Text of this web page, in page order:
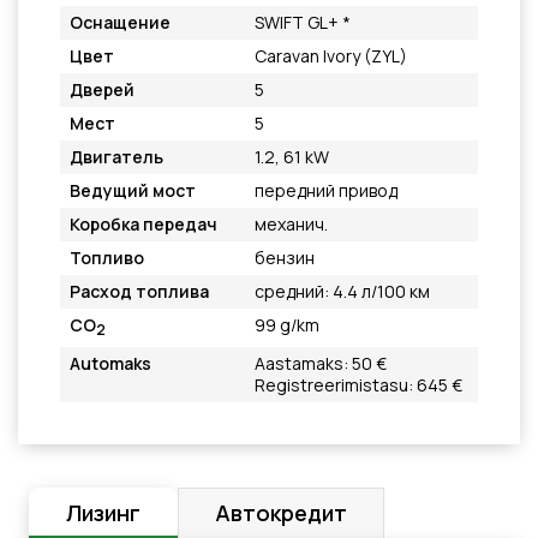
Оснащение
SWIFT GL+ *
Цвет
Caravan Ivory (ZYL)
Дверей
5
Мест
5
Двигатель
1.2, 61 kW
Ведущий мост
передний привод
Коробка передач
механич.
Топливо
бензин
Расход топлива
средний: 4.4 л/100 км
CO2
99 g/km
Automaks
Aastamaks: 50 €
Registreerimistasu: 645 €
Лизинг Автокредит